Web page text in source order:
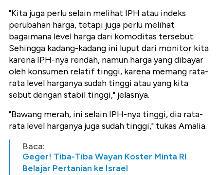
"Kita juga perlu selain melihat IPH atau indeks
perubahan harga, tetapi juga perlu melihat
bagaimana level harga dari komoditas tersebut.
Sehingga kadang-kadang ini luput dari monitor kita
karena IPH-nya rendah, namun harga yang dibayar
oleh konsumen relatif tinggi, karena memang rata-
rata level harganya sudah tinggi atau yang kita
sebut dengan stabil tinggi," jelasnya.
"Bawang merah, ini selain IPH-nya tinggi, dia rata-
rata level harganya juga sudah tinggi," tukas Amalia.
Baca:
Geger! Tiba-Tiba Wayan Koster Minta RI
Belajar Pertanian ke Israel